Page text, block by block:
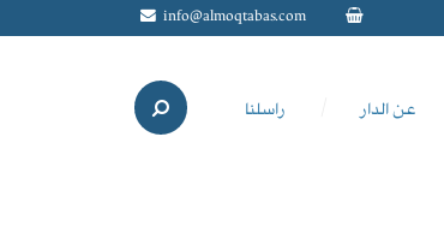
info@almoqtabas.com
عن الدار راسلنا